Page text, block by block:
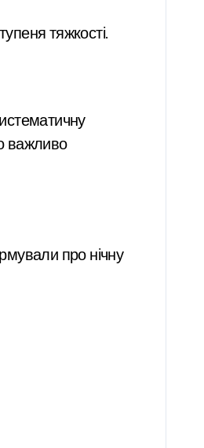
тяжкості.
важливо
про нічну